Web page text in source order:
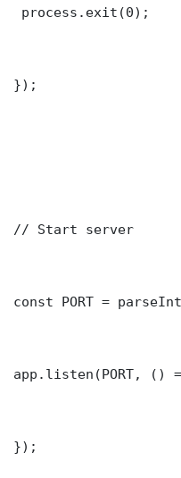
process.exit(0);
});
// Start server
const PORT =
app.listen(PORT, ()
});